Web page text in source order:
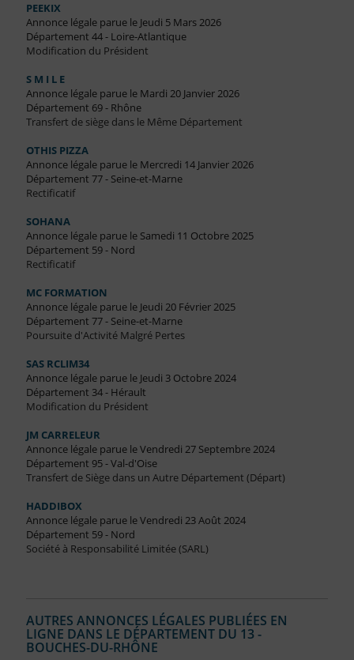
PEEKIX
Annonce légale parue le Jeudi 5 Mars 2026
Département 44 - Loire-Atlantique
Modification du Président
S M I L E
Annonce légale parue le Mardi 20 Janvier 2026
Département 69 - Rhône
Transfert de siège dans le Même Département
OTHIS PIZZA
Annonce légale parue le Mercredi 14 Janvier 2026
Département 77 - Seine-et-Marne
Rectificatif
SOHANA
Annonce légale parue le Samedi 11 Octobre 2025
Département 59 - Nord
Rectificatif
MC FORMATION
Annonce légale parue le Jeudi 20 Février 2025
Département 77 - Seine-et-Marne
Poursuite d'Activité Malgré Pertes
SAS RCLIM34
Annonce légale parue le Jeudi 3 Octobre 2024
Département 34 - Hérault
Modification du Président
JM CARRELEUR
Annonce légale parue le Vendredi 27 Septembre 2024
Département 95 - Val-d'Oise
Transfert de Siège dans un Autre Département (Départ)
HADDIBOX
Annonce légale parue le Vendredi 23 Août 2024
Département 59 - Nord
Société à Responsabilité Limitée (SARL)
AUTRES ANNONCES LÉGALES PUBLIÉES EN
LIGNE DANS LE DÉPARTEMENT DU 13 -
BOUCHES-DU-RHÔNE